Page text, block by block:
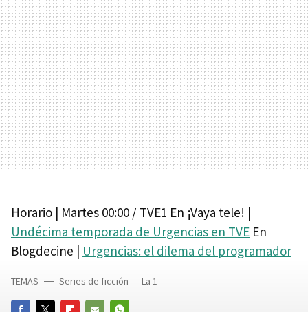
Horario | Martes 00:00 / TVE1 En ¡Vaya tele! |
Undécima temporada de Urgencias en TVE En
Blogdecine | Urgencias: el dilema del programador
TEMAS Series de ficción La 1